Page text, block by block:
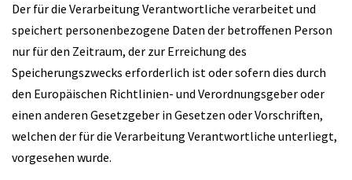
Der für die Verarbeitung Verantwortliche verarbeitet und
speichert personenbezogene Daten der betroffenen Person
nur für den Zeitraum, der zur Erreichung des
Speicherungszwecks erforderlich ist oder sofern dies durch
den Europäischen Richtlinien- und Verordnungsgeber oder
einen anderen Gesetzgeber in Gesetzen oder Vorschriften,
welchen der für die Verarbeitung Verantwortliche unterliegt,
vorgesehen wurde.